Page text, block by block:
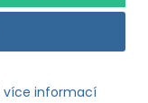
více informací